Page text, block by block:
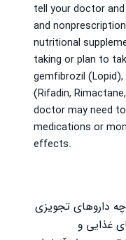
tell your doctor
and
nutritional
taking or plan to
gemfibrozil
(Rifadin,
doctor may need
medications or
effects.
داروهای تجویزی
غذایی و